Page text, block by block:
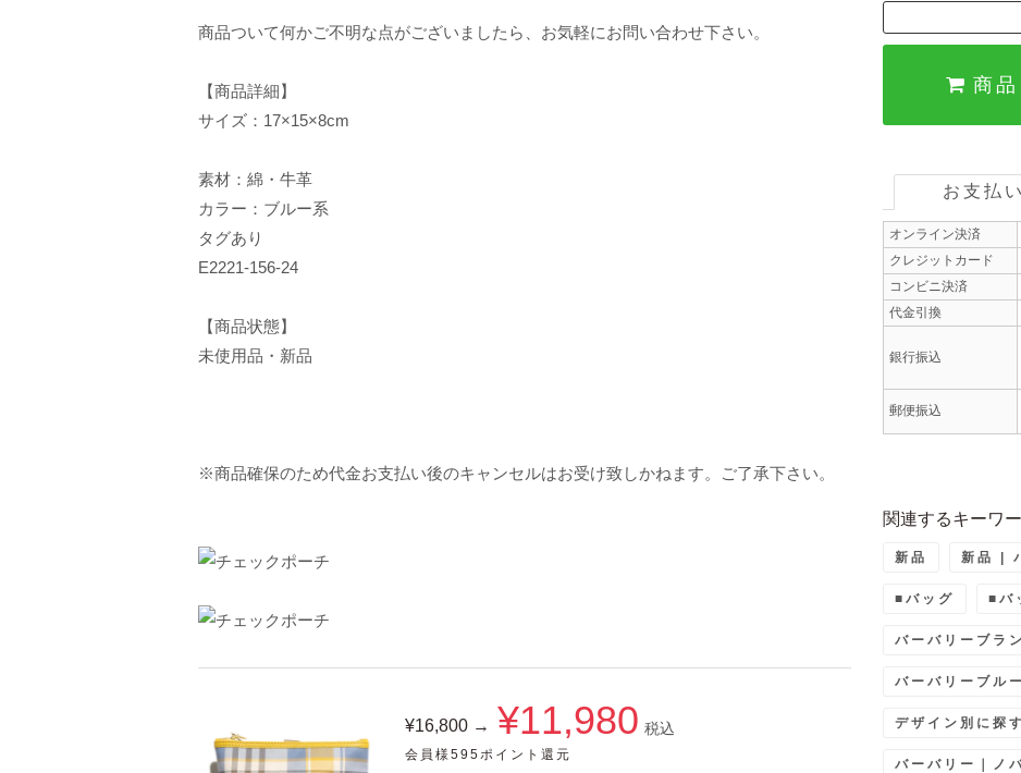
商品ついて何かご不明な点がございましたら、お気軽にお問い合わせ下さい。
【商品詳細】
サイズ：17×15×8cm
素材：綿・牛革
カラー：ブルー系
タグあり
E2221-156-24
【商品状態】
未使用品・新品
※商品確保のため代金お支払い後のキャンセルはお受け致しかねます。ご了承下さい。
¥16,800 → ¥11,980 税込
会員様595ポイント還元
商
お支払い
オンライン決済
クレジットカード
コンビニ決済
代金引換
銀行振込
郵便振込
関連するキーワ
新品 新品 |
■バッグ ■バ
バーバリーブラ
バーバリーブル
デザイン別に探す
バーバリー｜ノ